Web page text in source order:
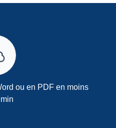
ou en PDF en moins